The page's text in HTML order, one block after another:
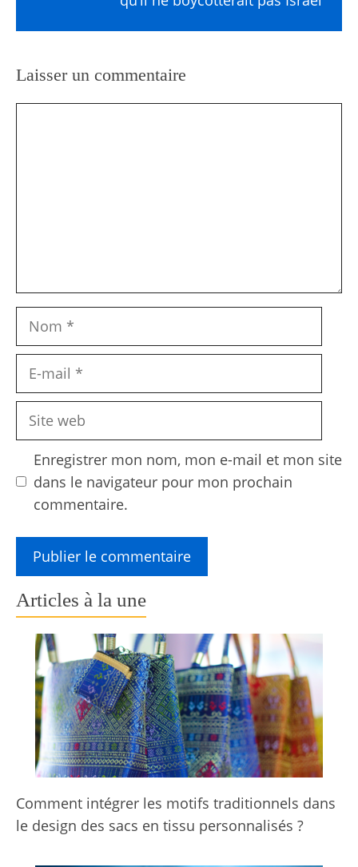
Laisser un commentaire
Nom
Site
Enregistrer mon nom, mon e-mail et mon site
dans le navigateur pour mon prochain
commentaire.
Articles à la une
Comment intégrer les motifs traditionnels dans
le design des sacs en tissu personnalisés ?